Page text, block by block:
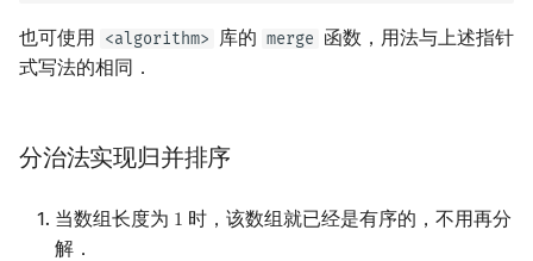
Min_25 筛
Meissel–Lehmer 算法
矩阵树定理
最大团搜索算法
支配树
也可使用 <algorithm> 库的 merge 函数，用法与上述指针
式写法的相同．
分治法实现归并排序
当数组长度为 1
1 时，该数组就已经是有序的，不用再分
解．